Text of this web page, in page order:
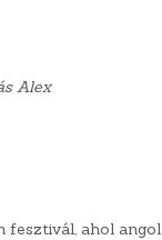
Alex
fesztivál, ahol angol